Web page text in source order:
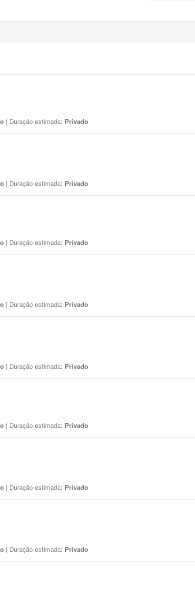
| Duração estimada: Privado
| Duração estimada: Privado
| Duração estimada: Privado
| Duração estimada: Privado
| Duração estimada: Privado
| Duração estimada: Privado
| Duração estimada: Privado
| Duração estimada: Privado